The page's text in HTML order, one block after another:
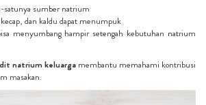
satunya sumber natrium
dan kaldu dapat menumpuk
menyumbang hampir setengah kebutuhan natrium
natrium keluarga membantu memahami kontribusi
masakan.